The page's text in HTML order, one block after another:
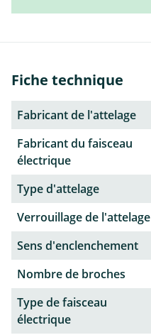
Fiche technique
Fabricant de l'attelage
Fabricant du faisceau
électrique
Type d'attelage
Verrouillage de l'attelage
Sens d'enclenchement
Nombre de broches
Type de faisceau
électrique